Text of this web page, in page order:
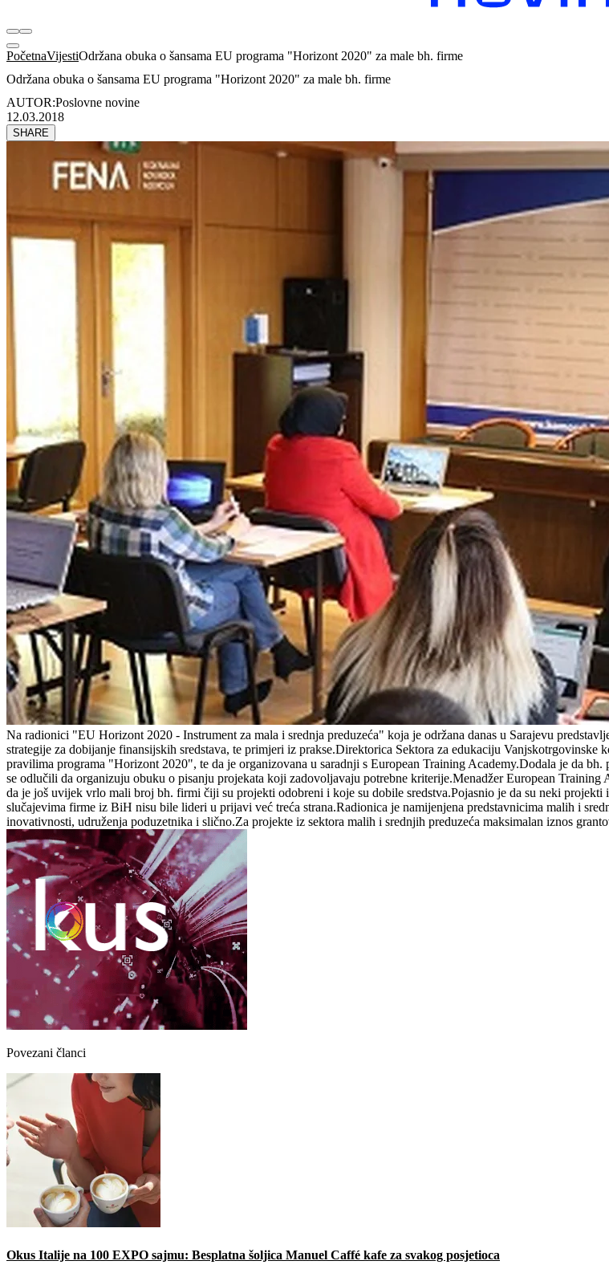
PočetnaVijestiOdržana obuka o šansama EU programa "Horizont 2020" za male bh. firme
Održana obuka o šansama EU programa "Horizont 2020" za male bh. firme
AUTOR:Poslovne novine
12.03.2018
SHARE
Na radionici "EU Horizont 2020 - Instrument za mala i srednja preduzeća" koja je održana danas u Sarajevu
strategije za dobijanje finansijskih sredstava, te primjeri iz prakse.Direktorica Sektora za edukaciju Vanjskotrgovinske
pravilima programa "Horizont 2020", te da je organizovana u saradnji s European Training Academy.Dodala je da
se odlučili da organizuju obuku o pisanju projekata koji zadovoljavaju potrebne kriterije.Menadžer European Training
da je još uvijek vrlo mali broj bh. firmi čiji su projekti odobreni i koje su dobile sredstva.Pojasnio je da su neki
slučajevima firme iz BiH nisu bile lideri u prijavi već treća strana.Radionica je namijenjena predstavnicima malih i
inovativnosti, udruženja poduzetnika i slično.Za projekte iz sektora malih i srednjih preduzeća maksimalan iznos
Povezani članci
Okus Italije na 100 EXPO sajmu: Besplatna šoljica Manuel Caffé kafe za svakog posjetioca